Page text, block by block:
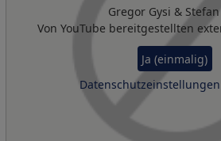
Gregor Gysi &
Von YouTube bereitgestellten
Ja (einmalig)